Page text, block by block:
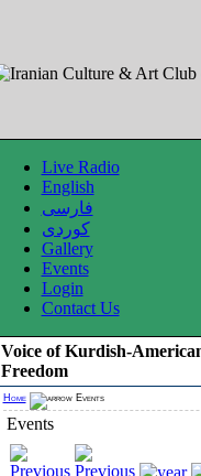
Live Radio
English
فارسی
کوردی
Gallery
Events
Login
Contact Us
Voice of Kurdish-
Freedom
Home Events
Events